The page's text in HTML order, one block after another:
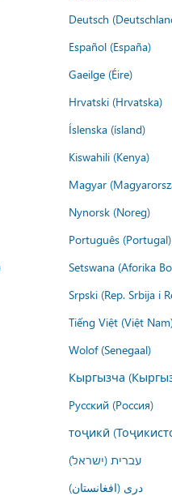
Deutsch
Español (España)
Gaeilge (Éire)
Hrvatski (Hrvatska)
Íslenska (ísland)
Kiswahili (Kenya)
Magyar
Nynorsk (Noreg)
Português (Portugal)
Setswana (Aforika
Srpski (Rep. Srbija i
Tiếng Việt (Việt
Wolof (Senegaal)
Кыргызча
Русский (Россия)
тоҷикӣ
עברית (ישראל)
درى (افغانستان)